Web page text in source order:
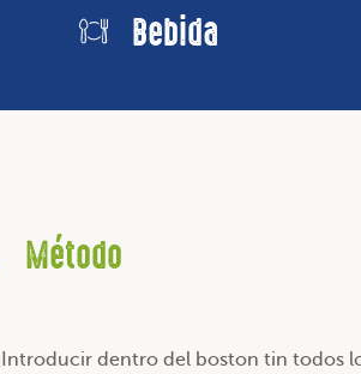
Bebida
Método
Introducir dentro del boston tin todos